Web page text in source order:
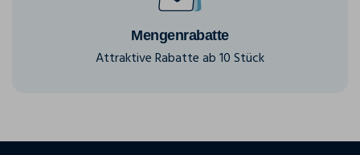
Mengenrabatte
Attraktive Rabatte ab 10 Stück